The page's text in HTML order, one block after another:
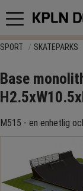
Meny
SPORT SKATEPARKS
Base
M515 - en enhetlig